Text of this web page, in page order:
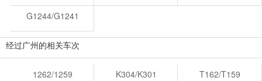
G1244/G1241
经过广州的相关车次
1262/1259 K304/K301 T162/T159